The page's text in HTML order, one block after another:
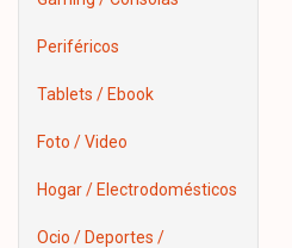
Periféricos
Tablets / Ebook
Foto / Video
Hogar / Electrodomésticos
Ocio / Deportes /